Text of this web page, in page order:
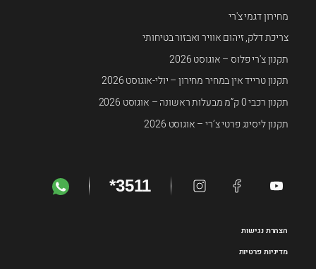
מחירון דגמי צ'רי
צריכת דלק, זיהום אוויר ואבזור בטיחותי
תקנון צ'רי פלוס – אוגוסט 2026
תקנון טרייד אין במחיר מחירון – יולי-אוגוסט 2026
תקנון רכבי 0 ק”מ מבעלות ראשונה – אוגוסט 2026
תקנון ליסינג פרטי צ’רי – אוגוסט 2026
*3511
מדיניות פרטיות
הצהרת נגישות